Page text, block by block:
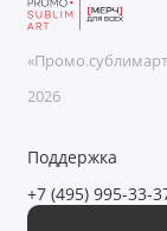
2026
Поддержка
+7 (495) 995-33-
Обратный звонок